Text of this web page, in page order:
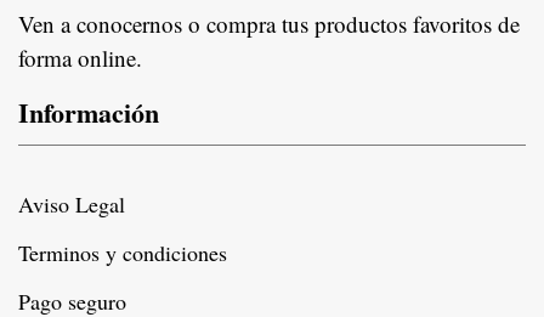
Ven a conocernos o compra tus productos favoritos de
forma online.
Información
Aviso Legal
Terminos y condiciones
Pago seguro